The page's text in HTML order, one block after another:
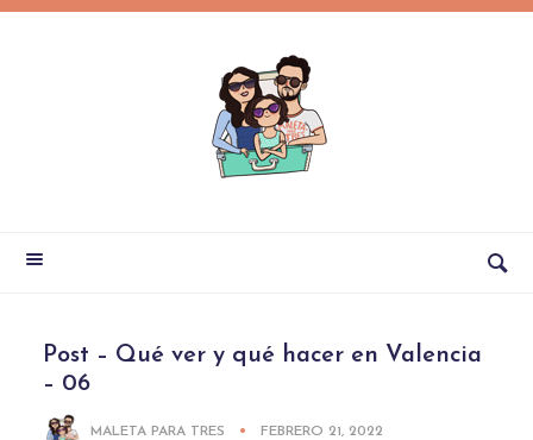
Post – Qué ver y qué hacer en Valencia
– 06
MALETA PARA TRES FEBRERO 21, 2022